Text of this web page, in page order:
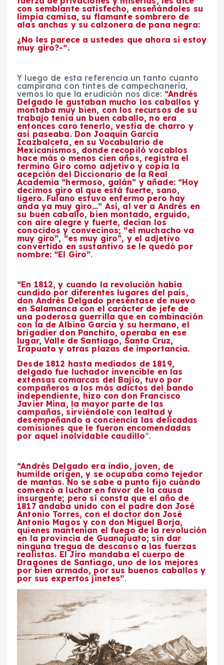
con semblante satisfecho, enseñándoles su
limpia camisa, su flamante sombrero de
alas anchas y su calzonera de pana negra:
¿No les parece a ustedes que ahora si estoy
muy giro?-“.
Y luego de esta referencia un tanto cuanto
campirana con tintes de campechanería,
vemos lo que la erudición nos dice: “Andrés
Delgado le gustaban mucho los caballos y
montaba muy bien, con los recursos de su
trabajo tenía un buen caballo, no era
entonces caro tenerlo, vestía de charro y
así paseaba. Don Joaquín García
Icazbalceta, en su Vocabulario de
Mexicanismos, donde recopiló vocablos
hace más o menos cien años, registra el
termino Giro como adjetivo y copia la
acepción del Diccionario de la Real
Academia “hermoso, galán” y añade: “Hoy
decimos giro al que está fuerte, sano,
ligero. Fulano estuvo enfermo pero hay
anda ya muy giro…” Así, al ver a Andrés en
su buen caballo, bien montado, erguido,
con aire alegre y fuerte, decían los
conocidos y convecinos; “el muchacho va
muy giro”, “es muy giro”, y el adjetivo
convertido en sustantivo se le quedó por
nombre: “El Giro”.
“En 1812, y cuando la revolución había
cundido por diferentes lugares del país,
don Andrés Delgado preséntase de nuevo
en Salamanca con el carácter de jefe de
una poderosa guerrilla que en combinación
con la de Albino García y su hermano, el
brigadier don Panchito, operaba en ese
lugar, Valle de Santiago, Santa Cruz,
Irapuato y otras plazas de importancia.
Desde 1812 hasta mediados de 1819,
delgado fue luchador invencible en las
extensas comarcas del Bajío, tuvo por
compañeros a los más adictos del bando
independiente, hizo con don Francisco
Javier Mina, la mayor parte de las
campañas, sirviéndole con lealtad y
desempeñando a conciencia las delicadas
comisiones que le fueron encomendadas
por aquel inolvidable caudillo”.
“Andrés Delgado era indio, joven, de
humilde origen, y se ocupaba como tejedor
de mantas. No se sabe a punto fijo cuándo
comenzó a luchar en favor de la causa
insurgente; pero sí consta que el año de
1817 andaba unido con el padre don José
Antonio Torres, con el doctor don José
Antonio Magos y con don Miguel Borja,
quienes mantenían el fuego de la revolución
en la provincia de Guanajuato; sin dar
ninguna tregua de descanso a las fuerzas
realistas. El Jiro mandaba el cuerpo de
Dragones de Santiago, uno de los mejores
por bien armado, por sus buenos caballos y
por sus expertos jinetes”.